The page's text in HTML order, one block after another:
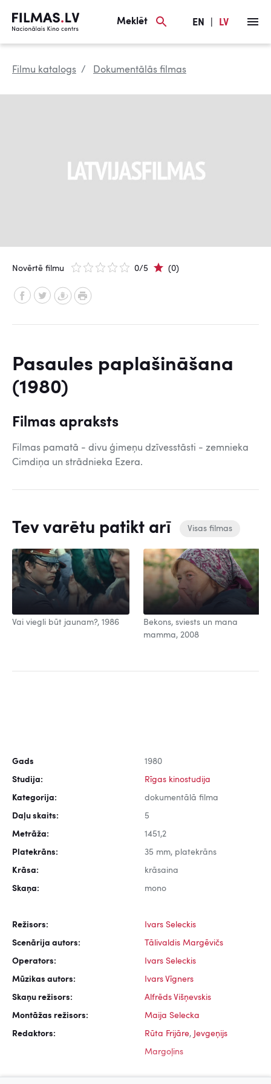
Meklēt EN LV
Filmu katalogs Dokumentālās filmas
Novērtē filmu 0/5 (0)
Pasaules paplašināšana
(1980)
Filmas apraksts
Filmas pamatā - divu ģimeņu dzīvesstāsti - zemnieka
Cimdiņa un strādnieka Ezera.
Tev varētu patikt arī Visas filmas
Vai viegli būt jaunam?, 1986
Bekons, sviests un mana
mamma, 2008
Gads 1980
Studija: Rīgas kinostudija
Kategorija: dokumentālā filma
Daļu skaits: 5
Metrāža: 1451,2
Platekrāns: 35 mm, platekrāns
Krāsa: krāsaina
Skaņa: mono
Režisors: Ivars Seleckis
Scenārija autors: Tālivaldis Margēvičs
Operators: Ivars Seleckis
Mūzikas autors: Ivars Vīgners
Skaņu režisors: Alfrēds Višņevskis
Montāžas režisors: Maija Selecka
Redaktors: Rūta Frijāre, Jevgeņijs
Margoļins